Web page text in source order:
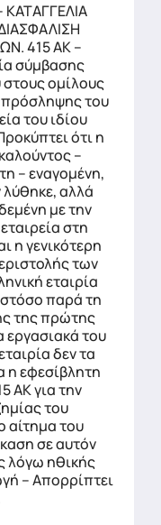
415 ΑΚ –
σύμβασης
ομίλους
του
του ιδίου
ότι η
–
– εναγομένη,
αλλά
με την
στη
η γενικότερη
των
εταιρία
παρά τη
της πρώτης
εργασιακά του
δεν τα
η εφεσίβλητη
ΑΚ για την
του
αίτημα του
σε αυτόν
λόγω ηθικής
– Απορρίπτει